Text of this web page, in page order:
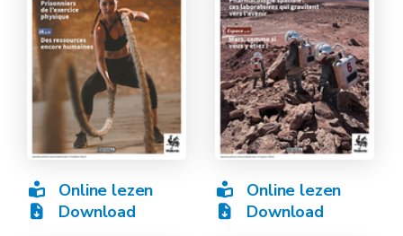
Online lezen
Download
Online lezen
Download